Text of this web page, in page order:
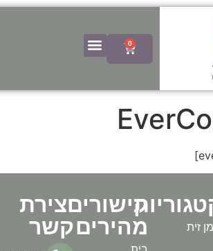
קישורים
מהירים
יצירת
קשר